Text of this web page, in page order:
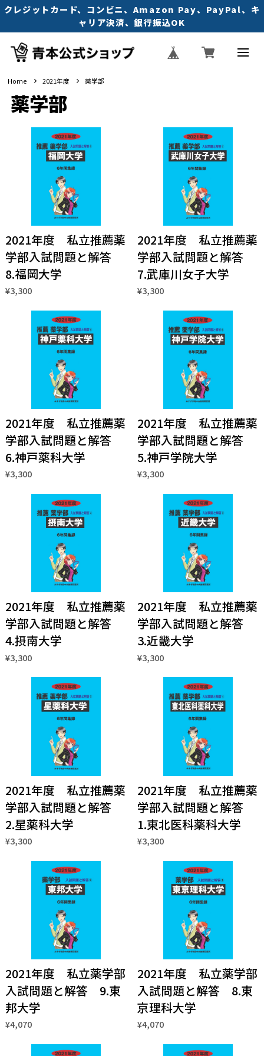
クレジットカード、コンビニ、Amazon Pay、PayPal、キ
ャリア決済、銀行振込OK
Home 2021年度 薬学部
薬学部
2021年度 私立推薦薬
学部入試問題と解答
8.福岡大学
¥3,300
2021年度 私立推薦薬
学部入試問題と解答
7.武庫川女子大学
¥3,300
2021年度 私立推薦薬
学部入試問題と解答
6.神戸薬科大学
¥3,300
2021年度 私立推薦薬
学部入試問題と解答
5.神戸学院大学
¥3,300
2021年度 私立推薦薬
学部入試問題と解答
4.摂南大学
¥3,300
2021年度 私立推薦薬
学部入試問題と解答
3.近畿大学
¥3,300
2021年度 私立推薦薬
学部入試問題と解答
2.星薬科大学
¥3,300
2021年度 私立推薦薬
学部入試問題と解答
1.東北医科薬科大学
¥3,300
2021年度 私立薬学部
入試問題と解答 9.東
邦大学
¥4,070
2021年度 私立薬学部
入試問題と解答 8.東
京理科大学
¥4,070